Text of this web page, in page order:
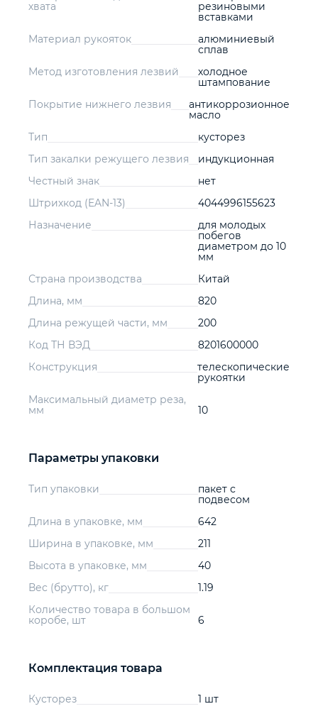
хвата
резиновыми
вставками
Материал рукояток
алюминиевый
сплав
Метод изготовления лезвий
холодное
штампование
Покрытие нижнего лезвия
антикоррозионное
масло
Тип
кусторез
Тип закалки режущего лезвия
индукционная
Честный знак
нет
Штрихкод (EAN-13)
4044996155623
Назначение
для молодых
побегов
диаметром до 10
мм
Страна производства
Китай
Длина, мм
820
Длина режущей части, мм
200
Код ТН ВЭД
8201600000
Конструкция
телескопические
рукоятки
Максимальный диаметр реза,
мм
10
Параметры упаковки
Тип упаковки
пакет с
подвесом
Длина в упаковке, мм
642
Ширина в упаковке, мм
211
Высота в упаковке, мм
40
Вес (брутто), кг
1.19
Количество товара в большом
коробе, шт
6
Комплектация товара
Кусторез 1 шт